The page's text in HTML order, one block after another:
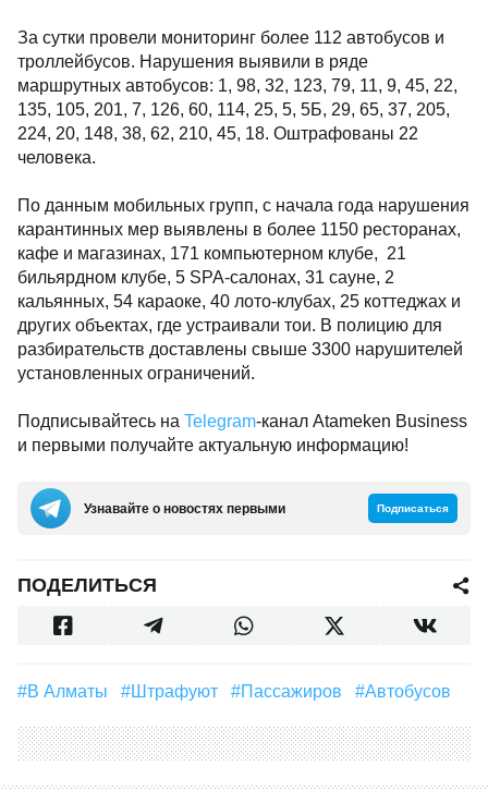
За сутки провели мониторинг более 112 автобусов и
троллейбусов. Нарушения выявили в ряде
маршрутных автобусов: 1, 98, 32, 123, 79, 11, 9, 45, 22,
135, 105, 201, 7, 126, 60, 114, 25, 5, 5Б, 29, 65, 37, 205,
224, 20, 148, 38, 62, 210, 45, 18. Оштрафованы 22
человека.
По данным мобильных групп, с начала года нарушения
карантинных мер выявлены в более 1150 ресторанах,
кафе и магазинах, 171 компьютерном клубе, 21
бильярдном клубе, 5 SPA-салонах, 31 сауне, 2
кальянных, 54 караоке, 40 лото-клубах, 25 коттеджах и
других объектах, где устраивали тои. В полицию для
разбирательств доставлены свыше 3300 нарушителей
установленных ограничений.
Подписывайтесь на Telegram-канал Atameken Business
и первыми получайте актуальную информацию!
Узнавайте о новостях первыми Подписаться
ПОДЕЛИТЬСЯ
#в Алматы #штрафуют #пассажиров #автобусов